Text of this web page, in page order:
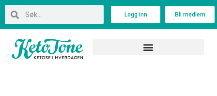
Skip
content
SearchSearch Logg inn Bli medlem